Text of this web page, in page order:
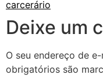
carcerário
Deixe um
O seu endereço de
obrigatórios são